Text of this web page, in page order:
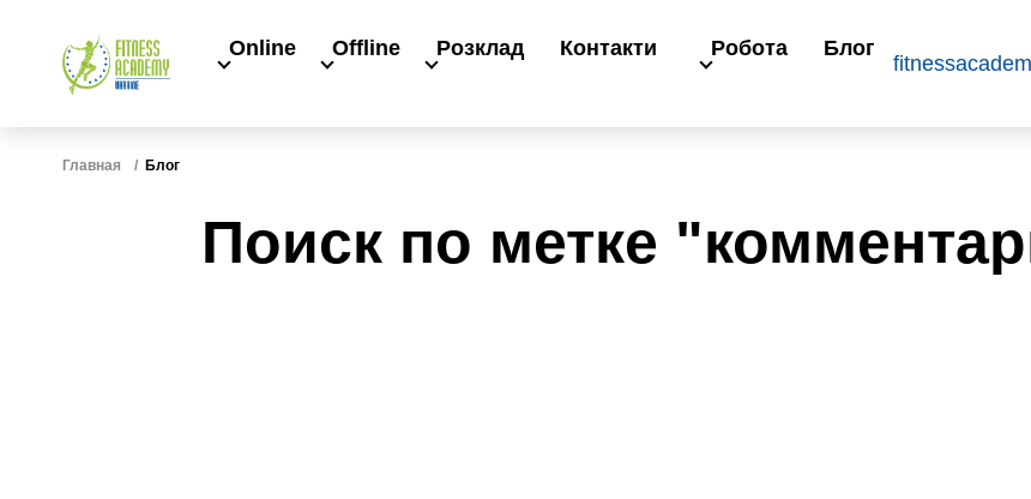
Online Offline Розклад Контакти Робота Блог
Главная Блог
Поиск по метке